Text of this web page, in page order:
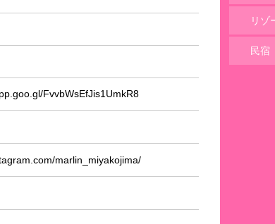
FvvbWsEfJis1UmkR8
marlin_miyakojima/
リゾ
民宿